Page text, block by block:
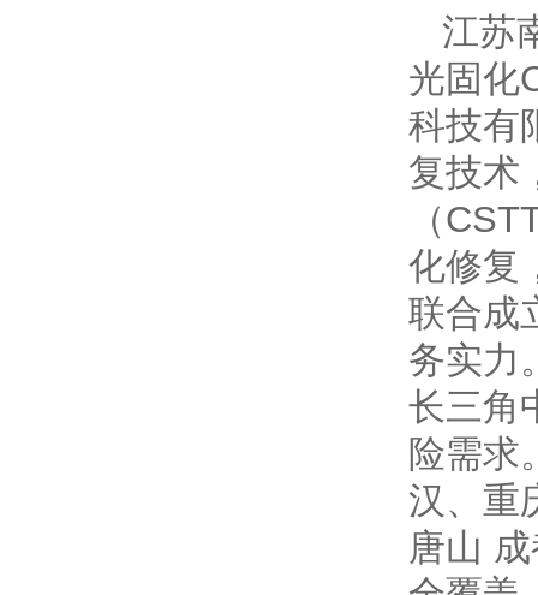
江苏
光固化
科技有
复技术
（
化修复
联合成
务实力
长三角
险需求
汉、重
唐山